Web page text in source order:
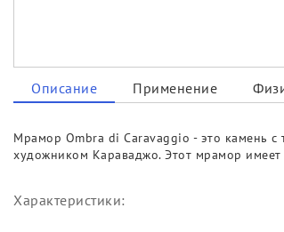
Описание Применение
Мрамор Ombra di Caravaggio - это камень с
художником Караваджо. Этот мрамор имеет
Характеристики: